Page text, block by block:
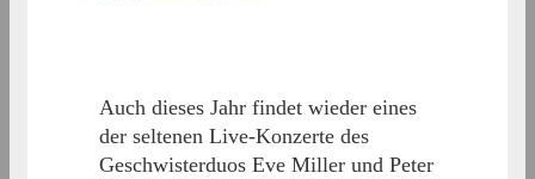
Auch dieses Jahr findet wieder eines
der seltenen Live-Konzerte des
Geschwisterduos Eve Miller und Peter